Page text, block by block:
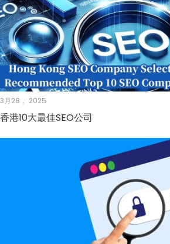
3月28， 2025
香港10大最佳SEO公司